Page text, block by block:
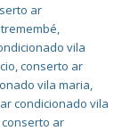
ar
,
vila
,conserto ar
vila maria,
condicionado vila
conserto ar